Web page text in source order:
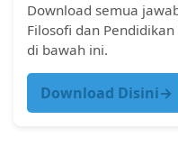
Download semua
Filosofi dan
di bawah ini.
Download Disini→